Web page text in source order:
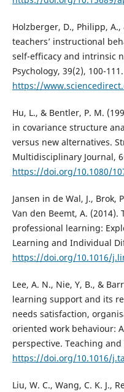
Holzberger, D., Philipp,
teachers’ instructional
self-efficacy and intrinsic
Psychology, 39(2), 100-111.
https://
Hu, L., & Bentler, P. M.
in covariance structure
versus new alternatives.
Multidisciplinary Journal,
https://doi.org/10.1080/
Jansen in de Wal, J., Brok,
Van den Beemt, A.
professional learning:
Learning and Individual
https://doi.org/10.1016/
Lee, A. N., Nie, Y, B., &
learning support and its
needs satisfaction,
oriented work behaviour:
perspective. Teaching and
https://doi.org/10.1016/
Liu, W. C., Wang, C. K. J.,